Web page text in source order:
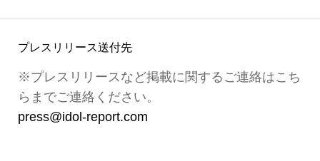
プレスリリース送付先
※プレスリリースなど掲載に関するご連絡はこち
らまでご連絡ください。
press@idol-report.com